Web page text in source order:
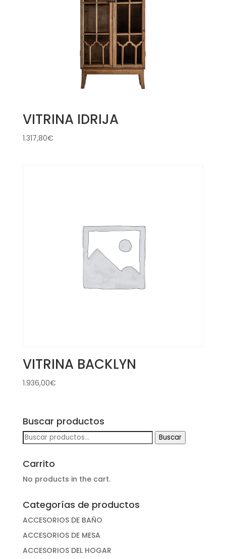
VITRINA IDRIJA
1.317,80€
VITRINA BACKLYN
1.936,00€
Buscar productos
Buscar
por:
Buscar
Carrito
No products in the cart.
Categorías de productos
ACCESORIOS DE BAÑO
ACCESORIOS DE MESA
ACCESORIOS DEL HOGAR